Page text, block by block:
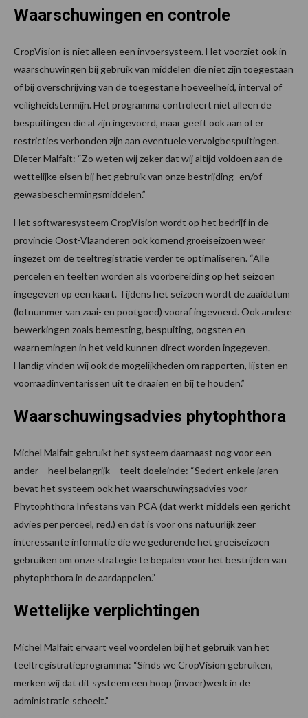
Waarschuwingen en controle
CropVision is niet alleen een invoersysteem. Het voorziet ook in
waarschuwingen bij gebruik van middelen die niet zijn toegestaan
of bij overschrijving van de toegestane hoeveelheid, interval of
veiligheidstermijn. Het programma controleert niet alleen de
bespuitingen die al zijn ingevoerd, maar geeft ook aan of er
restricties verbonden zijn aan eventuele vervolgbespuitingen.
Dieter Malfait: “Zo weten wij zeker dat wij altijd voldoen aan de
wettelijke eisen bij het gebruik van onze bestrijding- en/of
gewasbeschermingsmiddelen.”
Het softwaresysteem CropVision wordt op het bedrijf in de
provincie Oost-Vlaanderen ook komend groeiseizoen weer
ingezet om de teeltregistratie verder te optimaliseren. “Alle
percelen en teelten worden als voorbereiding op het seizoen
ingegeven op een kaart. Tijdens het seizoen wordt de zaaidatum
(lotnummer van zaai- en pootgoed) vooraf ingevoerd. Ook andere
bewerkingen zoals bemesting, bespuiting, oogsten en
waarnemingen in het veld kunnen direct worden ingegeven.
Handig vinden wij ook de mogelijkheden om rapporten, lijsten en
voorraadinventarissen uit te draaien en bij te houden.”
Waarschuwingsadvies phytophthora
Michel Malfait gebruikt het systeem daarnaast nog voor een
ander – heel belangrijk – teelt doeleinde: “Sedert enkele jaren
bevat het systeem ook het waarschuwingsadvies voor
Phytophthora Infestans van PCA (dat werkt middels een gericht
advies per perceel, red.) en dat is voor ons natuurlijk zeer
interessante informatie die we gedurende het groeiseizoen
gebruiken om onze strategie te bepalen voor het bestrijden van
phytophthora in de aardappelen.”
Wettelijke verplichtingen
Michel Malfait ervaart veel voordelen bij het gebruik van het
teeltregistratieprogramma: “Sinds we CropVision gebruiken,
merken wij dat dit systeem een hoop (invoer)werk in de
administratie scheelt.”